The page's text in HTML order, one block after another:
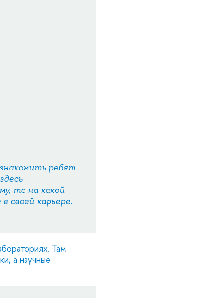
ребят
то на какой
своей карьере.
Там
а научные